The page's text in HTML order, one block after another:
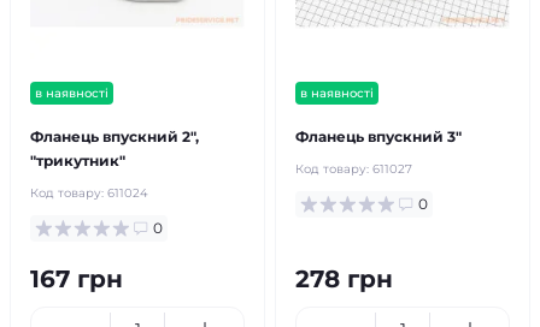
в наявності
Фланець впускний 2",
"трикутник"
Код товару: 611024
0
167 грн
в наявності
Фланець впускний 3"
Код товару: 611027
0
278 грн